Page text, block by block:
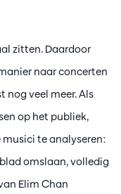
zitten. Daardoor
naar concerten
nog veel meer. Als
op het publiek,
te analyseren:
omslaan, volledig
Elim Chan